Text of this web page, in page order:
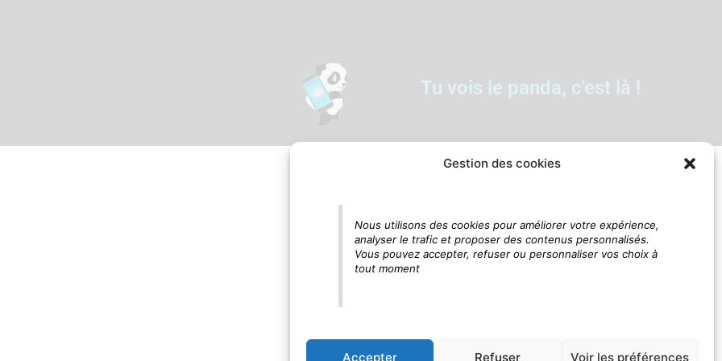
Gestion des cookies
Nous utilisons des cookies pour améliorer votre expérience,
analyser le trafic et proposer des contenus personnalisés.
Vous pouvez accepter, refuser ou personnaliser vos choix à
tout moment
Accepter Refuser Voir les préférences
Tu vois le panda, c'est là !